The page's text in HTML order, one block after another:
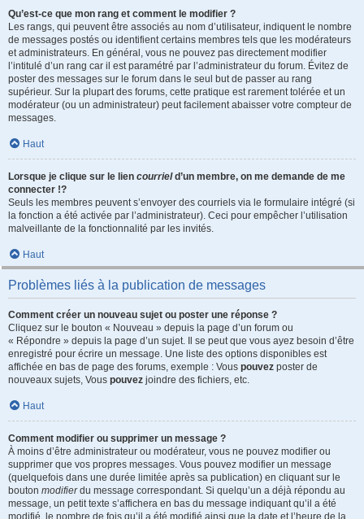
Qu’est-ce que mon rang et comment le modifier ?
Les rangs, qui peuvent être associés au nom d’utilisateur, indiquent le nombre
de messages postés ou identifient certains membres tels que les modérateurs
et administrateurs. En général, vous ne pouvez pas directement modifier
l’intitulé d’un rang car il est paramétré par l’administrateur du forum. Évitez de
poster des messages sur le forum dans le seul but de passer au rang
supérieur. Sur la plupart des forums, cette pratique est rarement tolérée et un
modérateur (ou un administrateur) peut facilement abaisser votre compteur de
messages.
Haut
Lorsque je clique sur le lien courrield’un membre, on me demande de me
connecter !?
Seuls les membres peuvent s’envoyer des courriels via le formulaire intégré (si
la fonction a été activée par l’administrateur). Ceci pour empêcher l’utilisation
malveillante de la fonctionnalité par les invités.
Haut
Problèmes liés à la publication de messages
Comment créer un nouveau sujet ou poster une réponse ?
Cliquez sur le bouton « Nouveau » depuis la page d’un forum ou
« Répondre » depuis la page d’un sujet. Il se peut que vous ayez besoin d’être
enregistré pour écrire un message. Une liste des options disponibles est
affichée en bas de page des forums, exemple : Vous pouvez poster de
nouveaux sujets, Vous pouvez joindre des fichiers, etc.
Haut
Comment modifier ou supprimer un message ?
À moins d’être administrateur ou modérateur, vous ne pouvez modifier ou
supprimer que vos propres messages. Vous pouvez modifier un message
(quelquefois dans une durée limitée après sa publication) en cliquant sur le
bouton modifierdu message correspondant. Si quelqu’un a déjà répondu au
message, un petit texte s’affichera en bas du message indiquant qu’il a été
modifié, le nombre de fois qu’il a été modifié ainsi que la date et l’heure de la